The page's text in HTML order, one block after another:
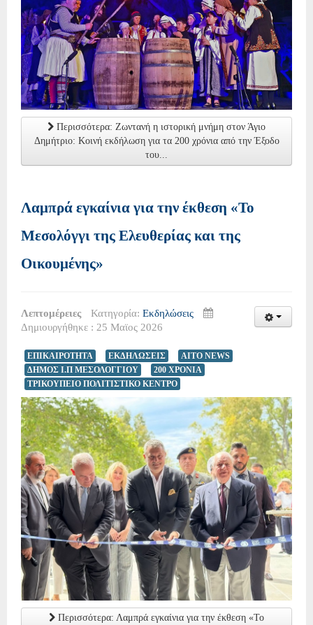
Περισσότερα: Ζωντανή η ιστορική μνήμη στον Άγιο
Δημήτριο: Κοινή εκδήλωση για τα 200 χρόνια από την Έξοδο
του...
Λαμπρά εγκαίνια για την έκθεση «Το
Μεσολόγγι της Ελευθερίας και της
Οικουμένης»
Λεπτομέρειες Κατηγορία: Εκδηλώσεις
Δημιουργήθηκε : 25 Μαϊος 2026
ΕΠΙΚΑΙΡΟΤΗΤΑ ΕΚΔΗΛΩΣΕΙΣ
AITO NEWS
ΔΗΜΟΣ Ι.Π ΜΕΣΟΛΟΓΓΙΟΥ
200 ΧΡΟΝΙΑ
ΤΡΙΚΟΥΠΕΙΟ ΠΟΛΙΤΙΣΤΙΚΟ ΚΕΝΤΡΟ
Περισσότερα: Λαμπρά εγκαίνια για την έκθεση «Το